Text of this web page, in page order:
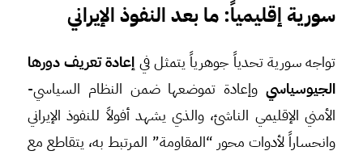
سورية إقليمياً: ما بعد النفوذ الإيراني
تواجه سورية تحدياً جوهرياً يتمثل في إعادة تعريف دورها
الجيوسياسيوإعادة تموضعها ضمن النظام السياسي-
الأمني الإقليمي الناشئ، والذي يشهد أفولاً للنفوذ الإيراني
وانحساراً لأدوات محور “المقاومة” المرتبط به، يتقاطع مع